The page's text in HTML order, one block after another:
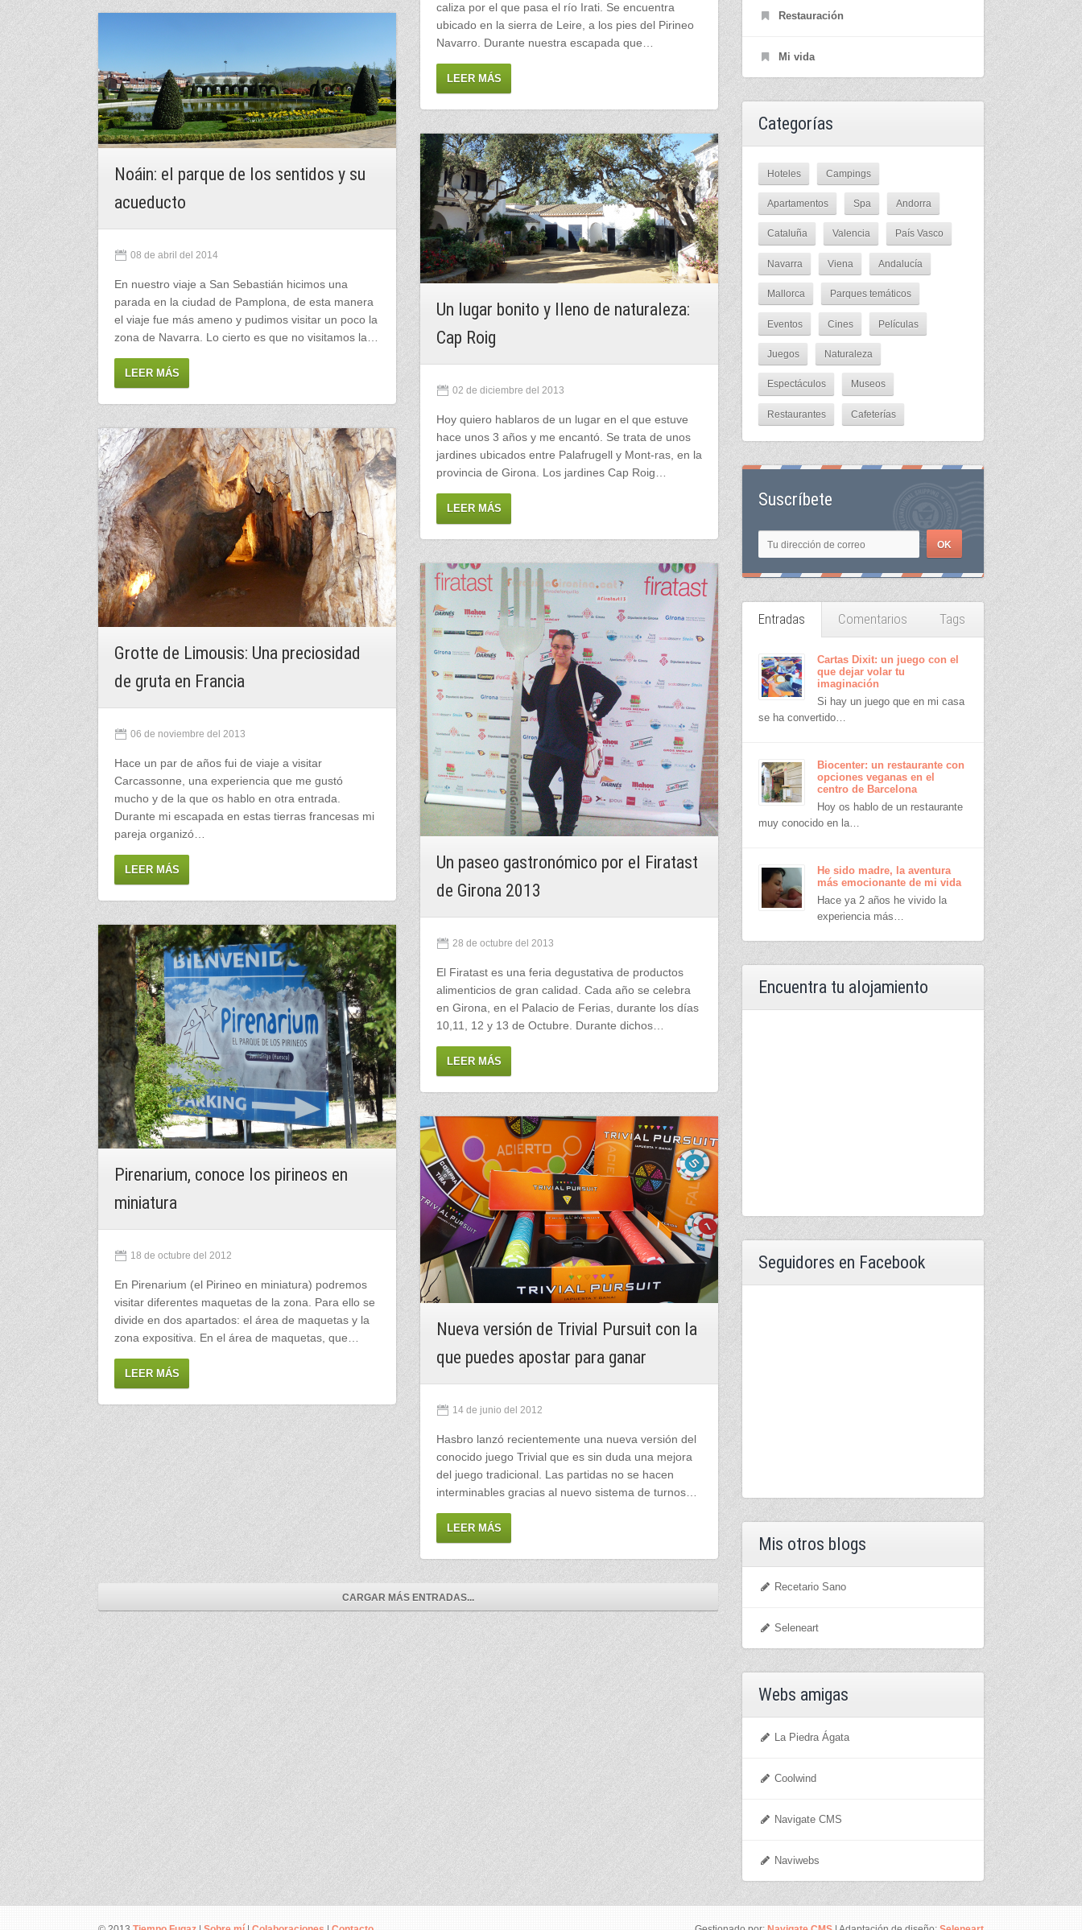
caliza por el que pasa el río Irati. Se encuentra
ubicado en la sierra de Leire, a los pies del Pirineo
Navarro. Durante nuestra escapada que…
LEER MÁS
Noáin: el parque de los sentidos y su
acueducto
08 de abril del 2014
En nuestro viaje a San Sebastián hicimos una
parada en la ciudad de Pamplona, de esta manera
el viaje fue más ameno y pudimos visitar un poco la
zona de Navarra. Lo cierto es que no visitamos la…
LEER MÁS
Un lugar bonito y lleno de naturaleza:
Cap Roig
02 de diciembre del 2013
Hoy quiero hablaros de un lugar en el que estuve
hace unos 3 años y me encantó. Se trata de unos
jardines ubicados entre Palafrugell y Mont-ras, en la
provincia de Girona. Los jardines Cap Roig…
LEER MÁS
Grotte de Limousis: Una preciosidad
de gruta en Francia
06 de noviembre del 2013
Hace un par de años fui de viaje a visitar
Carcassonne, una experiencia que me gustó
mucho y de la que os hablo en otra entrada.
Durante mi escapada en estas tierras francesas mi
pareja organizó…
LEER MÁS
Un paseo gastronómico por el Firatast
de Girona 2013
28 de octubre del 2013
El Firatast es una feria degustativa de productos
alimenticios de gran calidad. Cada año se celebra
en Girona, en el Palacio de Ferias, durante los días
10,11, 12 y 13 de Octubre. Durante dichos…
LEER MÁS
Pirenarium, conoce los pirineos en
miniatura
18 de octubre del 2012
En Pirenarium (el Pirineo en miniatura) podremos
visitar diferentes maquetas de la zona. Para ello se
divide en dos apartados: el área de maquetas y la
zona expositiva. En el área de maquetas, que…
LEER MÁS
Nueva versión de Trivial Pursuit con la
que puedes apostar para ganar
14 de junio del 2012
Hasbro lanzó recientemente una nueva versión del
conocido juego Trivial que es sin duda una mejora
del juego tradicional. Las partidas no se hacen
interminables gracias al nuevo sistema de turnos…
LEER MÁS
CARGAR MÁS ENTRADAS...
Restauración
Mi vida
Categorías
Hoteles Campings
Apartamentos Spa Andorra
Cataluña Valencia País Vasco
Navarra Viena Andalucía
Mallorca Parques temáticos
Eventos Cines Películas
Juegos Naturaleza
Espectáculos Museos
Restaurantes Cafeterías
Suscríbete
Entradas Comentarios Tags
Cartas Dixit: un juego con el
que dejar volar tu
imaginación
Si hay un juego que en mi casa
se ha convertido…
Biocenter: un restaurante con
opciones veganas en el
centro de Barcelona
Hoy os hablo de un restaurante
muy conocido en la…
He sido madre, la aventura
más emocionante de mi vida
Hace ya 2 años he vivido la
experiencia más…
Encuentra tu alojamiento
Seguidores en Facebook
Mis otros blogs
Recetario Sano
Seleneart
Webs amigas
La Piedra Ágata
Coolwind
Navigate CMS
Naviwebs